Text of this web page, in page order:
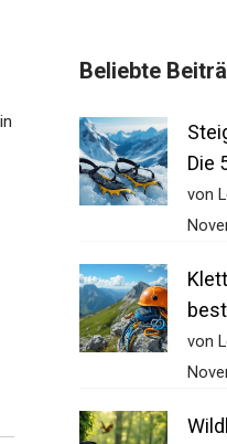
Beliebte
Die
von
von
an!